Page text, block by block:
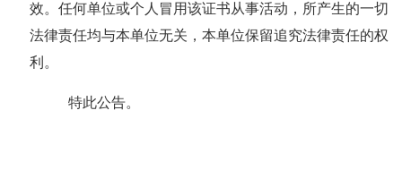
效。任何单位或个人冒用该证书从事活动，所产生的一切
法律责任均与本单位无关，本单位保留追究法律责任的权
利。
特此公告。